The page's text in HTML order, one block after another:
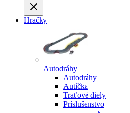
Hračky
Autodráhy
Autodráhy
Autíčka
Traťové diely
Príslušenstvo